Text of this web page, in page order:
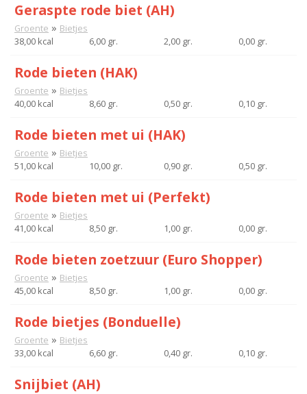
Geraspte rode biet (AH)
Groente » Bietjes
38,00 kcal
6,00 gr. 2,00 gr. 0,00 gr.
Rode bieten (HAK)
Groente » Bietjes
40,00 kcal
8,60 gr. 0,50 gr. 0,10 gr.
Rode bieten met ui (HAK)
Groente » Bietjes
51,00 kcal
10,00 gr. 0,90 gr. 0,50 gr.
Rode bieten met ui (Perfekt)
Groente » Bietjes
41,00 kcal
8,50 gr. 1,00 gr. 0,00 gr.
Rode bieten zoetzuur (Euro Shopper)
Groente » Bietjes
45,00 kcal
8,50 gr. 1,00 gr. 0,00 gr.
Rode bietjes (Bonduelle)
Groente » Bietjes
33,00 kcal
6,60 gr. 0,40 gr. 0,10 gr.
Snijbiet (AH)